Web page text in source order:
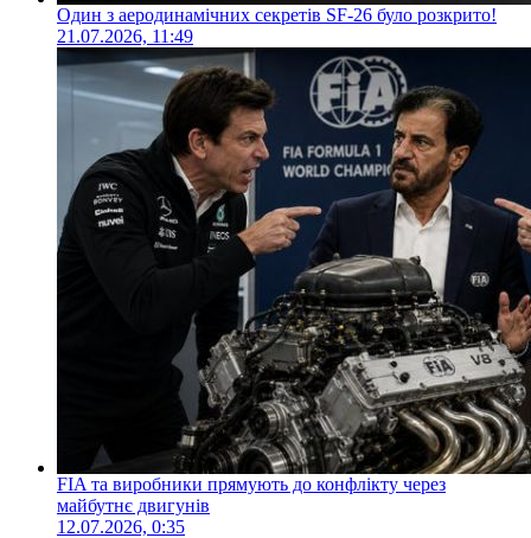
Один з аеродинамічних секретів SF-26 було розкрито!
21.07.2026, 11:49
FIA та виробники прямують до конфлікту через
майбутнє двигунів
12.07.2026, 0:35